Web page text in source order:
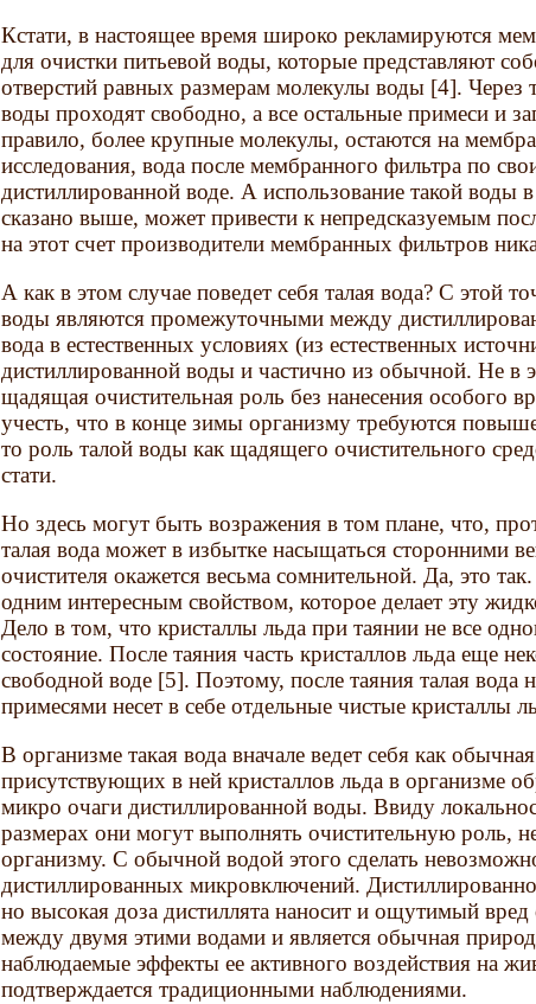
Кстати, в настоящее время широко рекламируются
для очистки питьевой воды, которые представляют
отверстий равных размерам молекулы воды [4]. Через
воды проходят свободно, а все остальные примеси и
правило, более крупные молекулы, остаются на
исследования, вода после мембранного фильтра по
дистиллированной воде. А использование такой воды
сказано выше, может привести к непредсказуемым
на этот счет производители мембранных фильтров
А как в этом случае поведет себя талая вода? С этой
воды являются промежуточными между
вода в естественных условиях (из естественных
дистиллированной воды и частично из обычной. Не в
щадящая очистительная роль без нанесения особого
учесть, что в конце зимы организму требуются
то роль талой воды как щадящего очистительного
стати.
Но здесь могут быть возражения в том плане, что,
талая вода может в избытке насыщаться сторонними
очистителя окажется весьма сомнительной. Да, это
одним интересным свойством, которое делает эту
Дело в том, что кристаллы льда при таянии не все
состояние. После таяния часть кристаллов льда еще
свободной воде [5]. Поэтому, после таяния талая вода
примесями несет в себе отдельные чистые кристаллы
В организме такая вода вначале ведет себя как
присутствующих в ней кристаллов льда в организме
микро очаги дистиллированной воды. Ввиду
размерах они могут выполнять очистительную роль,
организму. С обычной водой этого сделать
дистиллированных микровключений.
но высокая доза дистиллята наносит и ощутимый
между двумя этими водами и является обычная
наблюдаемые эффекты ее активного воздействия на
подтверждается традиционными наблюдениями.